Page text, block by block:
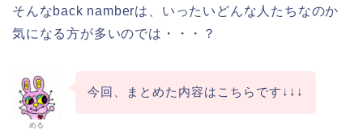
そんなback namberは、いったいどんな人たちなのか
気になる方が多いのでは・・・？
める
今回、まとめた内容はこちらです↓↓↓